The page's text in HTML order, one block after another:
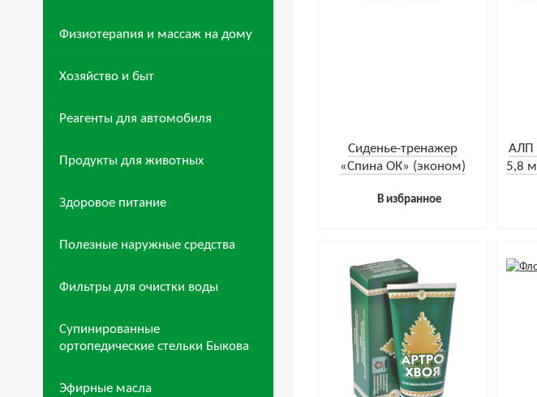
Физиотерапия и массаж на дому
Хозяйство и быт
Реагенты для автомобиля
Продукты для животных
Здоровое питание
Полезные наружные средства
Фильтры для очистки воды
Супинированные
ортопедические стельки Быкова
Эфирные масла
Cиденье-тренажер
«Спина ОК» (эконом)
В избранное
АЛП
5,8